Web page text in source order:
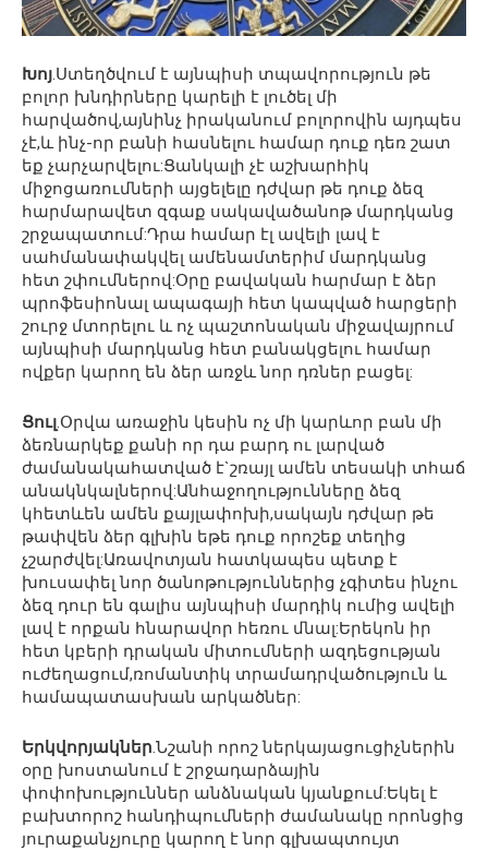
Խոյ.Ստեղծվում է այնպիսի տպավորություն թե
բոլոր խնդիրները կարելի է լուծել մի
հարվածով,այնինչ իրականում բոլորովին այդպես
չէ,և ինչ-որ բանի հասնելու համար դուք դեռ շատ
եք չարչարվելու:Ցանկալի չէ աշխարհիկ
միջոցառումների այցելելը դժվար թե դուք ձեզ
հարմարավետ զգաք սակավածանոթ մարդկանց
շրջապատում:Դրա համար էլ ավելի լավ է
սահմանափակվել ամենամտերիմ մարդկանց
հետ շփումներով:Օրը բավական հարմար է ձեր
պրոֆեսիոնալ ապագայի հետ կապված հարցերի
շուրջ մտորելու և ոչ պաշտոնական միջավայրում
այնպիսի մարդկանց հետ բանակցելու համար
ովքեր կարող են ձեր առջև նոր դռներ բացել:
Ցուլ.Օրվա առաջին կեսին ոչ մի կարևոր բան մի
ձեռնարկեք քանի որ դա բարդ ու լարված
ժամանակահատված է`շռայլ ամեն տեսակի տհաճ
անակնկալներով:Անհաջողությունները ձեզ
կհետևեն ամեն քայլափոխի,սակայն դժվար թե
թափվեն ձեր գլխին եթե դուք որոշեք տեղից
չշարժվել:Առավոտյան հատկապես պետք է
խուսափել նոր ծանոթություններից չգիտես ինչու
ձեզ դուր են գալիս այնպիսի մարդիկ ումից ավելի
լավ է որքան հնարավոր հեռու մնալ:Երեկոն իր
հետ կբերի դրական միտումների ազդեցության
ուժեղացում,ռոմանտիկ տրամադրվածություն և
համապատասխան արկածներ:
Երկվորյակներ.Նշանի որոշ ներկայացուցիչներին
օրը խոստանում է շրջադարձային
փոփոխություններ անձնական կյանքում:Եկել է
բախտորոշ հանդիպումների ժամանակը որոնցից
յուրաքանչյուրը կարող է նոր գլխապտույտ